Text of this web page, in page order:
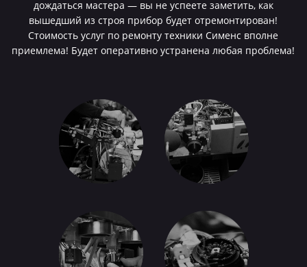
дождаться мастера — вы не успеете заметить, как
вышедший из строя прибор будет отремонтирован!
Стоимость услуг по ремонту техники Сименс вполне
приемлема! Будет оперативно устранена любая проблема!